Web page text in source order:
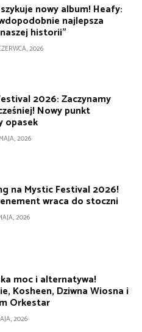
nowy album! Heafy:
najlepsza
historii”
2026
2026: Zaczynamy
Nowy punkt
opasek
2026
na Mystic Festival 2026!
wraca do stoczni
2026
moc i alternatywa!
Kosheen, Dziwna Wiosna i
Orkestar
2026